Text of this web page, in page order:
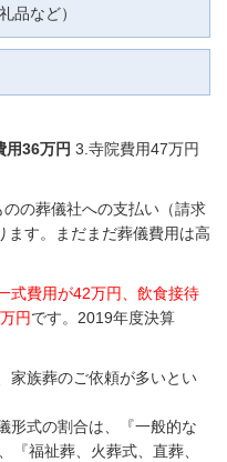
品など）
用36万円 3.寺院費用47万円
の葬儀社への支払い（請求
ます。まだまだ葬儀費用は高
式費用が42万円、飲食接待
円です。2019年度決算
家族葬のご依頼が多いとい
形式の割合は、『一般的な
『福祉葬、火葬式、直葬、